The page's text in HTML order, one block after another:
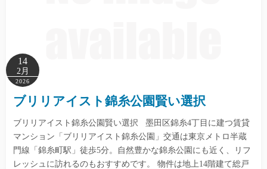
14
2月
2026
ブリリアイスト錦糸公園賢い選択
ブリリアイスト錦糸公園賢い選択 墨田区錦糸4丁目に建つ賃貸
マンション「ブリリアイスト錦糸公園」交通は東京メトロ半蔵
門線「錦糸町駅」徒歩5分。自然豊かな錦糸公園にも近く、リフ
レッシュに訪れるのもおすすめです。 物件は地上14階建て総戸